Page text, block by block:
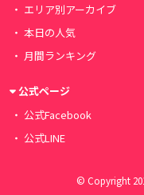
エリア別アーカイブ
本日の人気
月間ランキング
公式ページ
公式Facebook
公式LINE
© Copyright